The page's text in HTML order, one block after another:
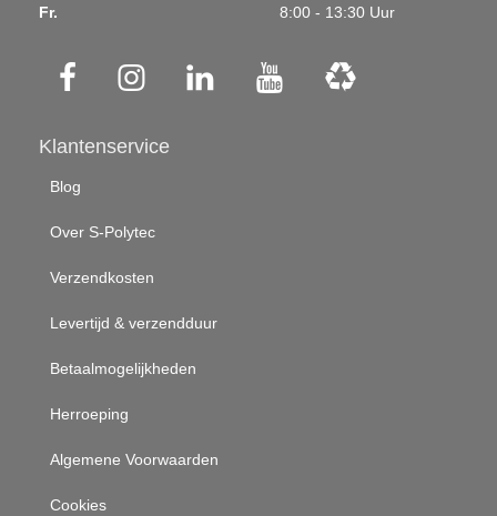
Fr.
8:00 - 13:30 Uur
Klantenservice
Blog
Over S-Polytec
Verzendkosten
Levertijd & verzendduur
Betaalmogelijkheden
Herroeping
Algemene Voorwaarden
Cookies